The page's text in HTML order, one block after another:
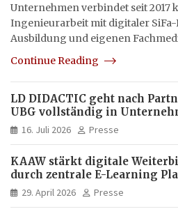
Unternehmen verbindet seit 2017
Ingenieurarbeit mit digitaler
Ausbildung und eigenen
Continue Reading
LD DIDACTIC geht nach
UBG vollständig in
16. Juli 2026 Presse
KAAW stärkt digitale
durch zentrale E-Learning
29. April 2026 Presse